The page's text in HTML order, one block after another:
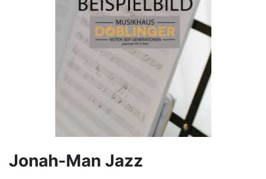
Jonah-Man Jazz